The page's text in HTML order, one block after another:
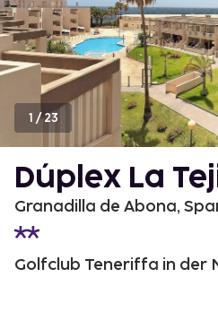
1 /23
Dúplex La
Granadilla de Abona,
Golfclub Teneriffa in der